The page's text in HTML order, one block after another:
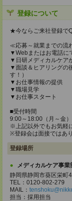
登録について
★今ならご来社登録で
≪応募～就業までの流
▼Webまたはお電話に
▼日研メディカルケア
▼面談＆ヒアリングの
す！）
▼お仕事情報の提供
▼職場見学
▼お仕事スタート
■受付時間
9:00～18:00（月～金）
※上記以外でもお気軽
※登録会は面接ではあ
登録場所
メディカルケア事
静岡県静岡市葵区栄
TEL：0120-802-279
MAIL：
担当：採用担当